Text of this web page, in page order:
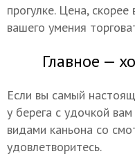
прогулке. Цена,
вашего умения
Главное —
Если вы самый
у берега с удочкой
видами каньона со
удовлетворитесь.